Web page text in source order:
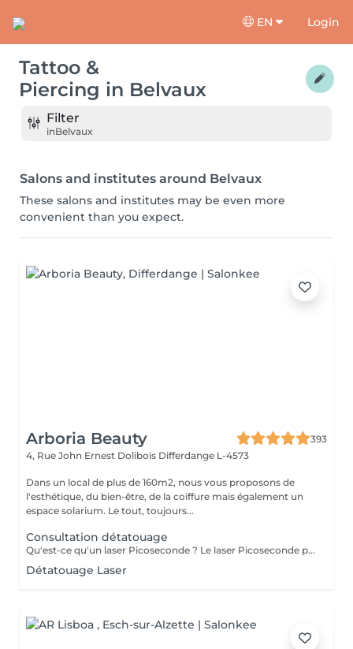
EN Login
Tattoo &
Piercing in Belvaux
Filter
inBelvaux
Salons and institutes around Belvaux
These salons and institutes may be even more
convenient than you expect.
Arboria Beauty
393
4, Rue John Ernest Dolibois Differdange L-4573
Dans un local de plus de 160m2, nous vous proposons de
l'esthétique, du bien-être, de la coiffure mais également un
espace solarium. Le tout, toujours...
Consultation détatouage
Qu'est-ce qu'un laser Picoseconde ? Le laser Picoseconde permet de délivrer une impulsion lumineuse de l'ordre de 300 picoseconde. Cette brièveté d'impulsion induit une onde de choc capable de fragmenter les pigments du tatouage. Le détatouage était jusqu'à présent réalisé avec des lasers dits «Q Switched» avec une durée d'impulsion de l'ordre de la nanoseconde, beaucoup moins efficace. - Efficace sur les tatouages noirs et de couleurs - Traitement corps, visage et maquillage permanant. - Le détatouage par laser ne laisse pas de cicatrices après le traitement ; - Les séances sont espacées de 30 à 40 jours (au lieu de 2 mois ou plus avec un laser «Q Switched») ; Il est impossible de prédire avec précision le nombre de séances nécessaires. En effet, tout dépend des facteurs sur lesquels nous n'avons aucune information avant de commencer le traitement (qualité et profondeur de l'encre, présence ou non de métaux dans les pigments)
Détatouage Laser